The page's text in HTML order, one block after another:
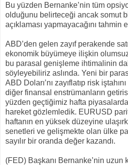
Bu yüzden Bernanke’nin tüm
olduğunu belirteceği ancak somut
açıklaması yapmayacağını tahmin
ABD’den gelen zayıf perakende
ekonomik büyümeye ilişkin
bu parasal genişleme ihtimalinin
söyleyebiliriz aslında. Yeni bir
ABD Doları’nı zayıflatıp risk
diğer finansal enstrümanların
yüzden geçtiğimiz hafta
hareket gözlemledik. EURUSD
haftanın en yüksek düzeyine
senetleri ve gelişmekte olan ülke
sayılır bir oranda değer kazandı.
(FED) Başkanı Bernanke’nin uzun